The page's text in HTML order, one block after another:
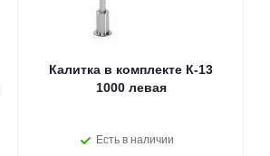
Калитка в комплекте К-13
1000 левая
Есть в наличии